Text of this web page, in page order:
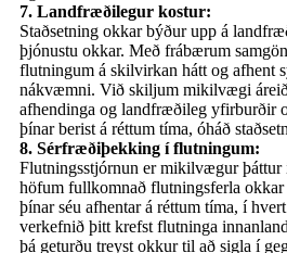
7. Landfræðilegur kostur:
Staðsetning okkar býður upp á
þjónustu okkar. Með frábærum
flutningum á skilvirkan hátt og afhent
nákvæmni. Við skiljum mikilvægi
afhendinga og landfræðileg yfirburðir
þínar berist á réttum tíma, óháð
8. Sérfræðiþekking í flutningum:
Flutningsstjórnun er mikilvægur þáttur
höfum fullkomnað flutningsferla
þínar séu afhentar á réttum tíma, í
verkefnið þitt krefst flutninga
þá geturðu treyst okkur til að sigla í